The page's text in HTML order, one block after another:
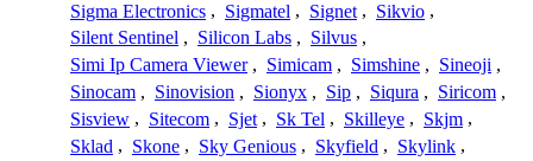
Sigma Electronics , Sigmatel , Signet , Sikvio ,
Silent Sentinel , Silicon Labs , Silvus ,
Simi Ip Camera Viewer , Simicam , Simshine , Sineoji ,
Sinocam , Sinovision , Sionyx , Sip , Siqura , Siricom ,
Sisview , Sitecom , Sjet , Sk Tel , Skilleye , Skjm ,
Sklad , Skone , Sky Genious , Skyfield , Skylink ,